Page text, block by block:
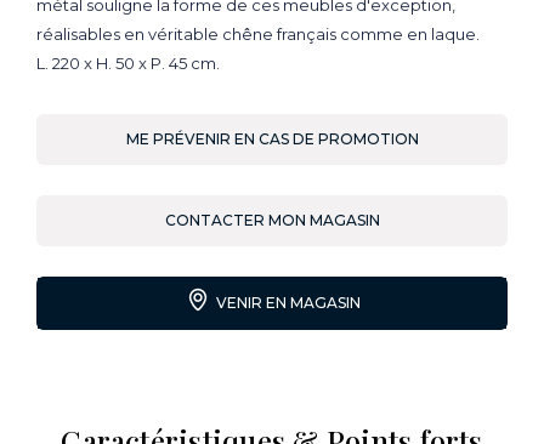
métal souligne la forme de ces meubles d'exception,
réalisables en véritable chêne français comme en laque.
L. 220 x H. 50 x P. 45 cm.
ME PRÉVENIR EN CAS DE PROMOTION
CONTACTER MON MAGASIN
VENIR EN MAGASIN